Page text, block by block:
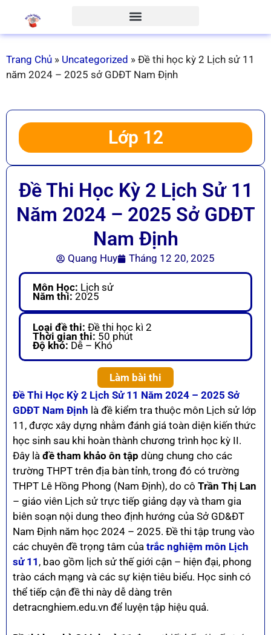
Trang Chủ » Uncategorized » Đề thi học kỳ 2 Lịch sử 11
năm 2024 – 2025 sở GDĐT Nam Định
Lớp 12
Đề Thi Học Kỳ 2 Lịch Sử 11
Năm 2024 – 2025 Sở GDĐT
Nam Định
Quang Huy Tháng 12 20, 2025
Môn Học: Lịch sử
Năm thi: 2025
Loại đề thi: Đề thi học kì 2
Thời gian thi: 50 phút
Độ khó: Dễ – Khó
Làm bài thi
Đề Thi Học Kỳ 2 Lịch Sử 11 Năm 2024 – 2025 Sở
GDĐT Nam Định là đề kiểm tra thuộc môn Lịch sử lớp
11, được xây dựng nhằm đánh giá toàn diện kiến thức
học sinh sau khi hoàn thành chương trình học kỳ II.
Đây là đề tham khảo ôn tập dùng chung cho các
trường THPT trên địa bàn tỉnh, trong đó có trường
THPT Lê Hồng Phong (Nam Định), do cô Trần Thị Lan
– giáo viên Lịch sử trực tiếp giảng dạy và tham gia
biên soạn nội dung theo định hướng của Sở GD&ĐT
Nam Định năm học 2024 – 2025. Đề thi tập trung vào
các chuyên đề trọng tâm của trắc nghiệm môn Lịch
sử 11 , bao gồm lịch sử thế giới cận – hiện đại, phong
trào cách mạng và các sự kiện tiêu biểu. Học sinh có
thể tiếp cận đề thi này dễ dàng trên
detracnghiem.edu.vn để luyện tập hiệu quả.